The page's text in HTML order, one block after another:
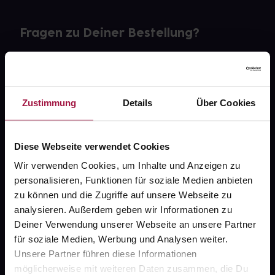
Zustimmung Details Über Cookies
Diese Webseite verwendet Cookies
Wir verwenden Cookies, um Inhalte und Anzeigen zu
personalisieren, Funktionen für soziale Medien anbieten
zu können und die Zugriffe auf unsere Webseite zu
analysieren. Außerdem geben wir Informationen zu
Deiner Verwendung unserer Webseite an unsere Partner
für soziale Medien, Werbung und Analysen weiter.
Unsere Partner führen diese Informationen
möglicherweise mit weiteren Daten zusammen, die Du
Fragen zu Deiner Bestellung?
gesund.de
Über uns
Karriere
Newsletter